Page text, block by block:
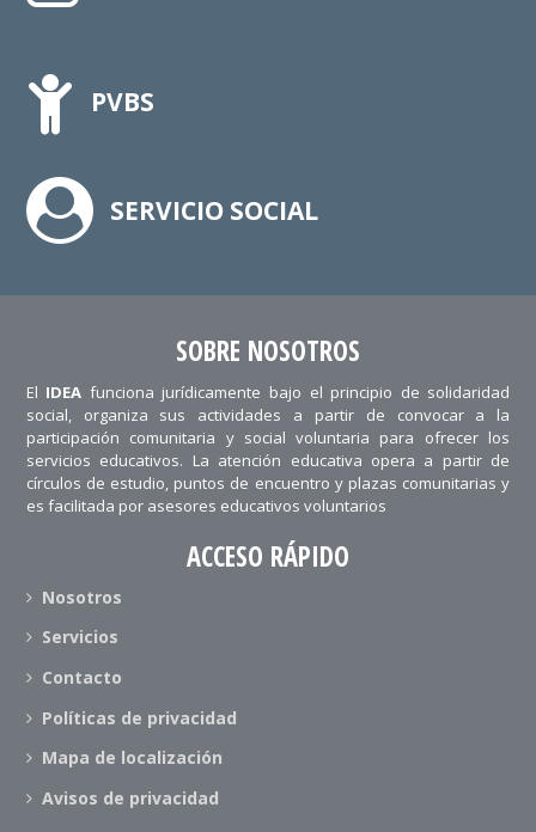
PVBS
SERVICIO SOCIAL
SOBRE NOSOTROS
El IDEA funciona jurídicamente bajo el principio de solidaridad
social, organiza sus actividades a partir de convocar a la
participación comunitaria y social voluntaria para ofrecer los
servicios educativos. La atención educativa opera a partir de
círculos de estudio, puntos de encuentro y plazas comunitarias y
es facilitada por asesores educativos voluntarios
ACCESO RÁPIDO
Nosotros
Servicios
Contacto
Políticas de privacidad
Mapa de localización
Avisos de privacidad